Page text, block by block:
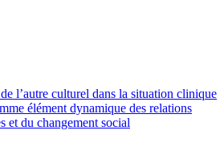
l’autre culturel dans la situation clinique
élément dynamique des relations
et du changement social